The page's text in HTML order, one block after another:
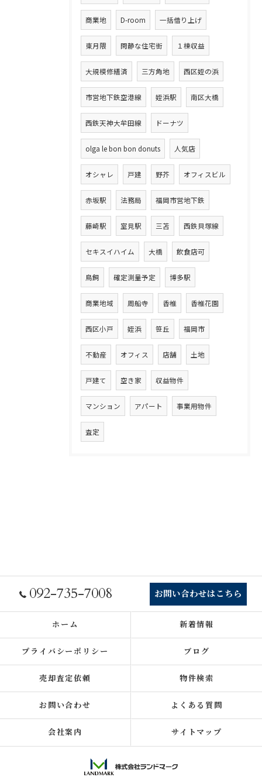
商業地 D-room 一括借り上げ
東月隈 閑静な住宅街 １棟収益
大規模修繕済 三方角地 西区姪の浜
市営地下鉄空港線 姪浜駅 南区大橋
西鉄天神大牟田線 ドーナツ
olga le bon bon donuts 人気店
オシャレ 戸建 野芥 オフィスビル
赤坂駅 法務局 福岡市営地下鉄
藤崎駅 室見駅 三苫 西鉄貝塚線
セキスイハイム 大橋 飲食店可
鳥飼 確定測量予定 博多駅
商業地域 周船寺 香椎 香椎花園
西区小戸 姪浜 笹丘 福岡市
不動産 オフィス 店舗 土地
戸建て 空き家 収益物件
マンション アパート 事業用物件
査定
092-735-7008 お問い合わせはこちら
ホーム 新着情報
プライバシーポリシー ブログ
売却査定依頼 物件検索
お問い合わせ よくある質問
会社案内 サイトマップ